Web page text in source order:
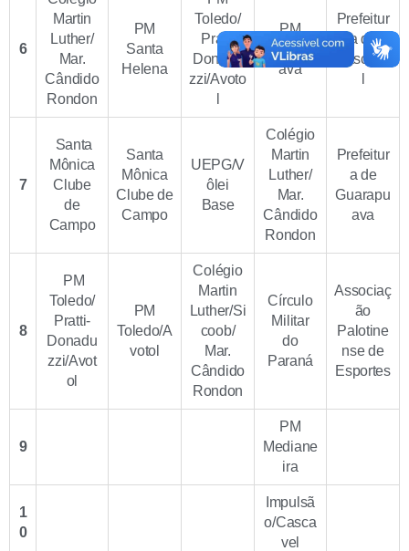
6
Martin
Luther/
Mar.
Cândido
Rondon
PM
Santa
Helena
Toledo/
Prati-
Donadu
zzi/Avoto
PM
Guarapu
ava
Prefeitur
a de
Cascave
7
Santa
Mônica
Clube
de
Campo
Santa
Mônica
Clube de
Campo
UEPG/V
ôlei
Base
Colégio
Martin
Luther/
Mar.
Cândido
Rondon
Prefeitur
a de
Guarapu
ava
8
PM
Toledo/
Pratti-
Donadu
zzi/Avot
ol
PM
Toledo/A
votol
Colégio
Martin
Luther/Si
coob/
Mar.
Cândido
Rondon
Círculo
Militar
do
Paraná
Associaç
ão
Palotine
nse de
Esportes
9
PM
Mediane
ira
1
0
Impulsã
o/Casca
vel